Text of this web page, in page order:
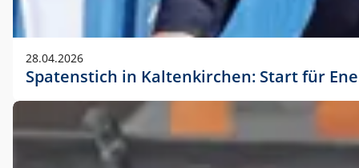
28.04.2026
Spatenstich in Kaltenkirchen: Start für